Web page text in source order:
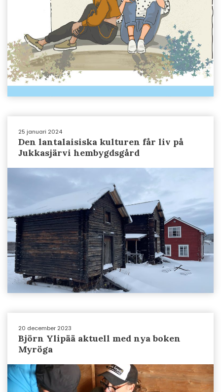
25 januari 2024
Den lantalaisiska kulturen får liv på
Jukkasjärvi hembygdsgård
20 december 2023
Björn Ylipää aktuell med nya boken
Myröga